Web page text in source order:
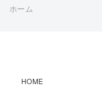
ホーム
HOME